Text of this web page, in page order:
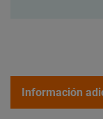
Información